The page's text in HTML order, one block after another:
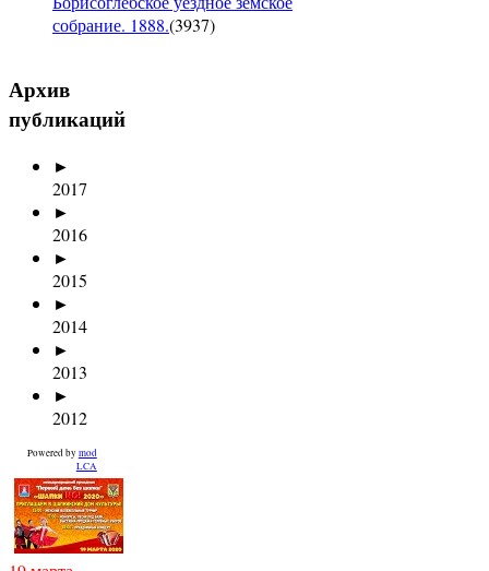
собрание. 1888.(3937)
Архив
публикаций
►
2017
►
2016
►
2015
►
2014
►
2013
►
2012
Powered by mod
LCA